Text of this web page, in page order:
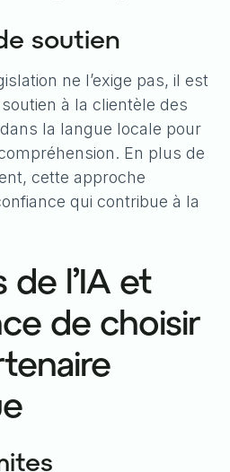
soutien
ne l’exige pas, il est
à la clientèle des
la langue locale pour
En plus de
cette approche
qui contribue à la
de l’IA et
de choisir